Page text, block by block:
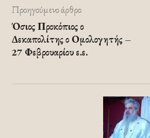
Προηγούμενο άρθρο
Όσιος Προκόπιος ο
Δεκαπολίτης ο Ομολογητής –
27 Φεβρουαρίου ε.ε.